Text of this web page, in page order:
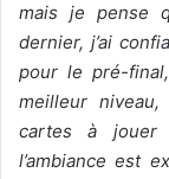
mais je pense
dernier, j’ai
pour le pré-
meilleur niveau,
cartes à jouer
l’ambiance est